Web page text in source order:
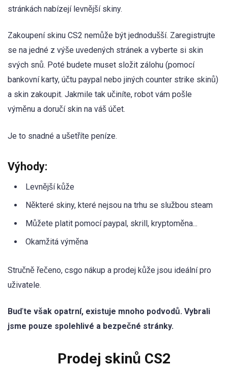
stránkách nabízejí levnější skiny.
Zakoupení skinu CS2 nemůže být jednodušší. Zaregistrujte
se na jedné z výše uvedených stránek a vyberte si skin
svých snů. Poté budete muset složit zálohu (pomocí
bankovní karty, účtu paypal nebo jiných counter strike skinů)
a skin zakoupit. Jakmile tak učiníte, robot vám pošle
výměnu a doručí skin na váš účet.
Je to snadné a ušetříte peníze.
Výhody:
Levnější kůže
Některé skiny, které nejsou na trhu se službou steam
Můžete platit pomocí paypal, skrill, kryptoměna...
Okamžitá výměna
Stručně řečeno, csgo nákup a prodej kůže jsou ideální pro
uživatele.
Buďte však opatrní, existuje mnoho podvodů. Vybrali
jsme pouze spolehlivé a bezpečné stránky.
Prodej skinů CS2